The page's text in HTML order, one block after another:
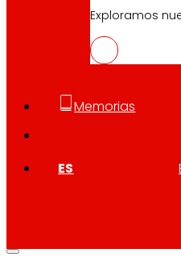
Exploramos
Memorias
ES
Condiciones
Términos y condiciones